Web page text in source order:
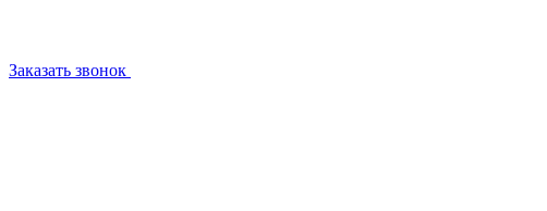
Заказать звонок